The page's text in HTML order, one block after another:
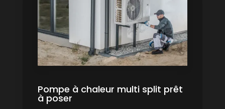
Pompe à chaleur multi split prêt
à poser